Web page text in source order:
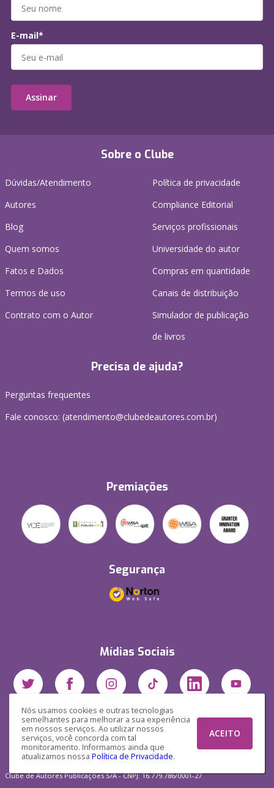
Nós usamos cookies e outras tecnologias
semelhantes para melhorar a sua experiência
em nossos serviços. Ao utilizar nossos
serviços, você concorda com tal
monitoramento. Informamos ainda que
atualizamos nossa Política de Privacidade.
ACEITO
Sobre o Clube
Dúvidas/Atendimento
Autores
Blog
Quem somos
Fatos e Dados
Termos de uso
Contrato com o Autor
Política de privacidade
Compliance Editorial
Serviços profissionais
Universidade do autor
Compras em quantidade
Canais de distribuição
Simulador de publicação
de livros
Precisa de ajuda?
Perguntas frequentes
Fale conosco: (atendimento@clubedeautores.com.br)
Premiações
Segurança
Mídias Sociais
E-mail*
Assinar
Clube de Autores Publicações S/A - CNPJ: 16.779.786/0001-27